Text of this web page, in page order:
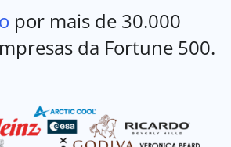
por mais de 30.000
da Fortune 500.